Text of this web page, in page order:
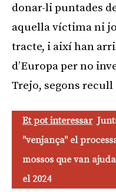
donar-li puntades
aquella víctima ni
tracte, i així han
d’Europa per no
Trejo, segons recull
Et pot interessar
"venjança" el
mossos que van
el 2024